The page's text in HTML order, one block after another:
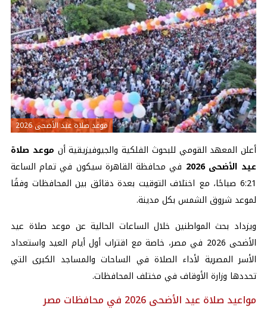
موعد صلاة عيد الأضحى 2026
أعلن المعهد القومي للبحوث الفلكية والجيوفيزيقية أن موعد صلاة
عيد الأضحى 2026
في محافظة القاهرة سيكون في تمام الساعة
6:21 صباحًا، مع اختلاف التوقيت بعدة دقائق بين المحافظات وفقًا
لموعد شروق الشمس بكل مدينة.
ويزداد بحث المواطنين خلال الساعات الحالية عن موعد صلاة عيد
الأضحى 2026 في مصر، خاصة مع اقتراب أول أيام العيد واستعداد
الأسر المصرية لأداء الصلاة في الساحات والمساجد الكبرى التي
تحددها وزارة الأوقاف في مختلف المحافظات.
مواعيد صلاة عيد الأضحى 2026 في محافظات مصر